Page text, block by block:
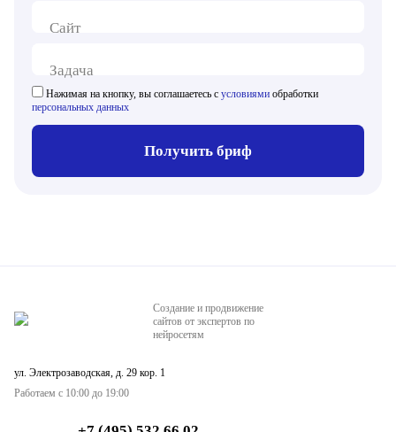
Сайт
Задача
Нажимая на кнопку, вы соглашаетесь с условиями обработки
персональных данных
Получить бриф
Создание и продвижение
сайтов от экспертов по
нейросетям
ул. Электрозаводская, д. 29 кор. 1
Работаем с 10:00 до 19:00